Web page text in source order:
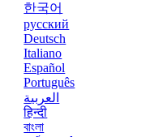
한국어
русский
Deutsch
Italiano
Español
Português
العربية
हिन्दी
বাংলা